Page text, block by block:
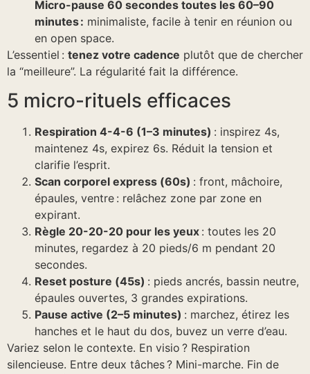
Micro-pause 60 secondes toutes les 60–90
minutes : minimaliste, facile à tenir en réunion ou
en open space.
L’essentiel : tenez votre cadence plutôt que de chercher
la “meilleure”. La régularité fait la différence.
5 micro-rituels efficaces
Respiration 4-4-6 (1–3 minutes) : inspirez 4s,
maintenez 4s, expirez 6s. Réduit la tension et
clarifie l’esprit.
Scan corporel express (60s) : front, mâchoire,
épaules, ventre : relâchez zone par zone en
expirant.
Règle 20-20-20 pour les yeux : toutes les 20
minutes, regardez à 20 pieds/6 m pendant 20
secondes.
Reset posture (45s) : pieds ancrés, bassin neutre,
épaules ouvertes, 3 grandes expirations.
Pause active (2–5 minutes) : marchez, étirez les
hanches et le haut du dos, buvez un verre d’eau.
Variez selon le contexte. En visio ? Respiration
silencieuse. Entre deux tâches ? Mini-marche. Fin de